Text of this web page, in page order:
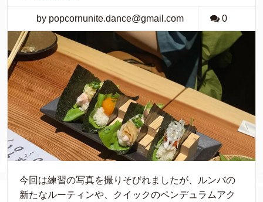
by popcornunite.dance@gmail.com 0
今回は練習の写真を撮りそびれましたが、ルンバの
新たなルーティンや、クイックのペンデュラムアク